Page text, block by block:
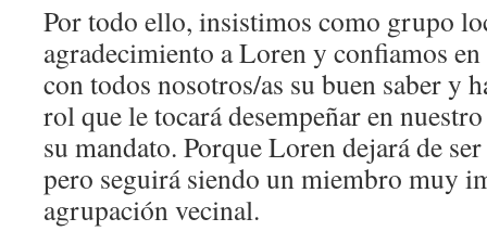
Por todo ello, insistimos como grupo
agradecimiento a Loren y confiamos
con todos nosotros/as su buen saber y
rol que le tocará desempeñar en
su mandato. Porque Loren dejará de
pero seguirá siendo un miembro muy
agrupación vecinal.